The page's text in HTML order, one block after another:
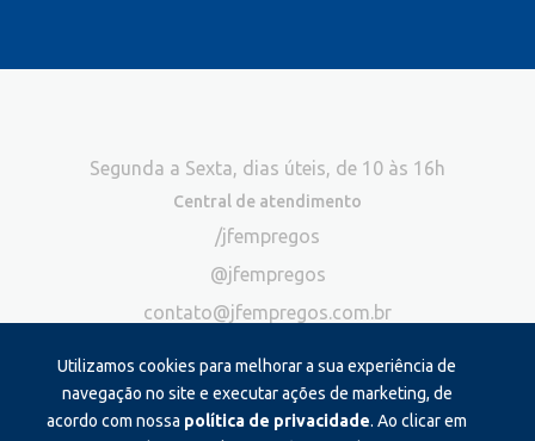
Utilizamos cookies para melhorar a sua experiência de
navegação no site e executar ações de marketing, de
acordo com nossa política de privacidade. Ao clicar em
Segunda a Sexta, dias úteis, de 10 às 16h
Central de atendimento
/jfempregos
@jfempregos
contato@jfempregos.com.br
Publicidade
*Exclusivo para atendimento via chat. Não atendemos ligações neste